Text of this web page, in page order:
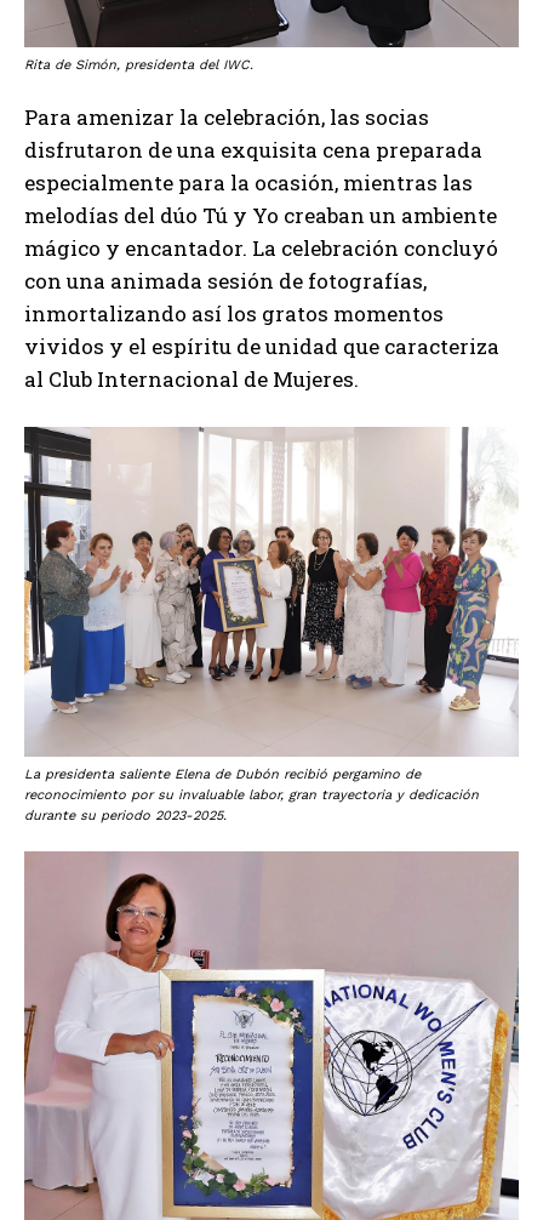
Rita de Simón, presidenta del IWC.
Para amenizar la celebración, las socias
disfrutaron de una exquisita cena preparada
especialmente para la ocasión, mientras las
melodías del dúo Tú y Yo creaban un ambiente
mágico y encantador. La celebración concluyó
con una animada sesión de fotografías,
inmortalizando así los gratos momentos
vividos y el espíritu de unidad que caracteriza
al Club Internacional de Mujeres.
La presidenta saliente Elena de Dubón recibió pergamino de
reconocimiento por su invaluable labor, gran trayectoria y dedicación
durante su periodo 2023-2025.